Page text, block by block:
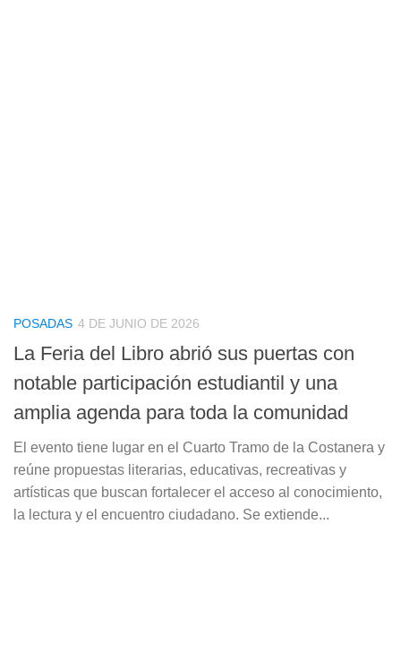
POSADAS 4 DE JUNIO DE 2026
La Feria del Libro abrió sus puertas con
notable participación estudiantil y una
amplia agenda para toda la comunidad
El evento tiene lugar en el Cuarto Tramo de la Costanera y
reúne propuestas literarias, educativas, recreativas y
artísticas que buscan fortalecer el acceso al conocimiento,
la lectura y el encuentro ciudadano. Se extiende...